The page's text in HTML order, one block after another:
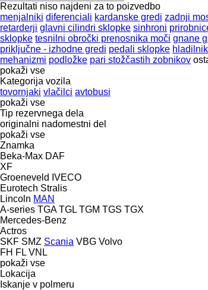
Rezultati niso najdeni za to poizvedbo
menjalniki diferenciali kardanske gredi zadnji
retarderji glavni cilindri sklopke sinhroni
sklopke tesnilni obročki prenosnika moči gnane
priključne - izhodne gredi pedali sklopke
mehanizmi podložke pari stožčastih zobnikov
pokaži vse
Kategorija vozila
tovornjaki vlačilci avtobusi
pokaži vse
Tip rezervnega dela
originalni nadomestni del
pokaži vse
Znamka
Beka-Max DAF
XF
Groeneveld IVECO
Eurotech Stralis
Lincoln MAN
A-series TGA TGL TGM TGS TGX
Mercedes-Benz
Actros
SKF SMZ Scania VBG Volvo
FH FL VNL
pokaži vse
Lokacija
Iskanje v polmeru